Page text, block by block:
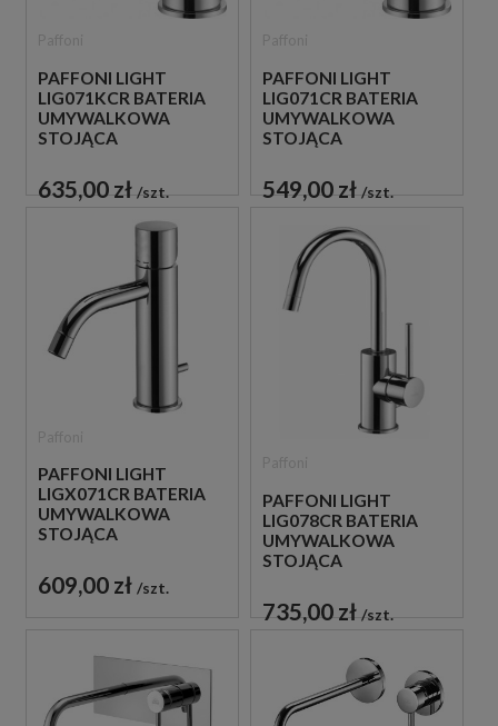
PAFFONI LIGHT
LIG071KCR BATERIA
UMYWALKOWA
STOJĄCA
CHROM
635,00 zł szt.
PAFFONI LIGHT
LIG071CR BATERIA
UMYWALKOWA
STOJĄCA
CHROM
549,00 zł szt.
PAFFONI LIGHT
LIGX071CR BATERIA
UMYWALKOWA
STOJĄCA
CHROM
609,00 zł szt.
PAFFONI LIGHT
LIG078CR BATERIA
UMYWALKOWA
STOJĄCA
CHROM
735,00 zł szt.